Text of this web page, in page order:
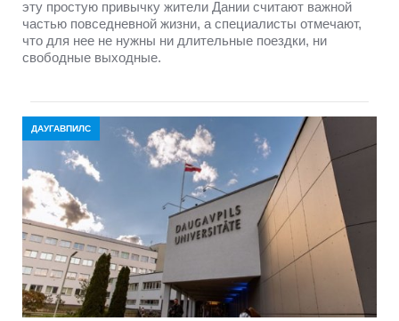
эту простую привычку жители Дании считают важной
частью повседневной жизни, а специалисты отмечают,
что для нее не нужны ни длительные поездки, ни
свободные выходные.
ДАУГАВПИЛС